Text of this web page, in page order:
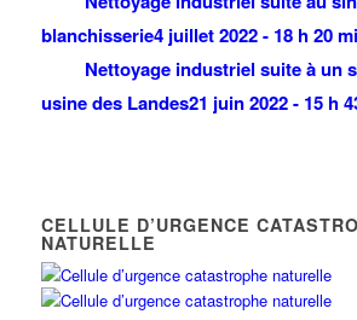
blanchisserie4 juillet 2022 - 18 h 20
Nettoyage industriel suite à un
usine des Landes21 juin 2022 - 15 h
CELLULE D’URGENCE
NATURELLE